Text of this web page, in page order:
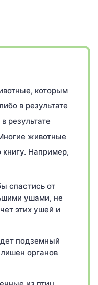
которым
в результате
результате
животные
Например,
спастись от
ушами, не
этих ушей и
подземный
органов